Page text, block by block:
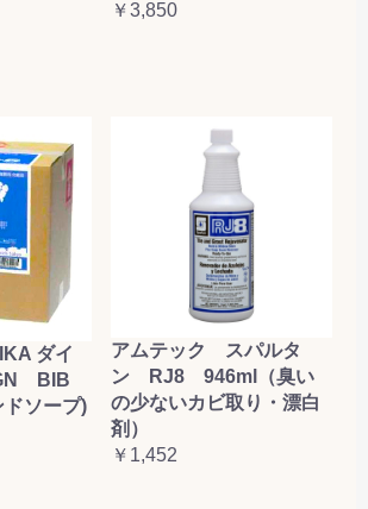
￥3,850
ダイ
BIB
ソープ)
アムテック スパルタ
ン RJ8 946ml（臭い
の少ないカビ取り・漂白
剤）
￥1,452